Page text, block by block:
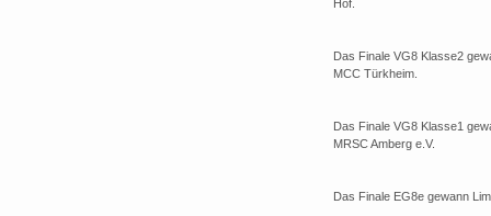
Hof.
Das Finale VG8 Klasse2
MCC Türkheim.
Das Finale VG8 Klasse1
MRSC Amberg e.V.
Das Finale EG8e gewann